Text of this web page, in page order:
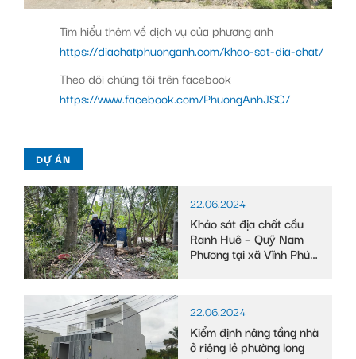
Tim hiểu thêm về dịch vụ của phương anh
https://diachatphuonganh.com/khao-sat-dia-chat/
Theo dõi chúng tôi trên facebook
https://www.facebook.com/PhuongAnhJSC/
DỰ ÁN
22.06.2024
Khảo sát địa chất cầu
Ranh Huê – Quỹ Nam
Phương tại xã Vĩnh Phú
22.06.2024
Kiểm định nâng tầng nhà
ở riêng lẻ phường long